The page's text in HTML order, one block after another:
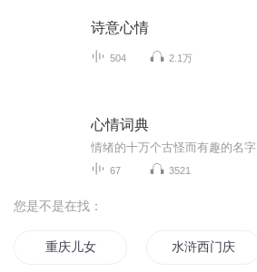
诗意心情
504 2.1万
心情词典
情绪的十万个古怪而有趣的名字
67 3521
您是不是在找：
重庆儿女 水浒西门庆